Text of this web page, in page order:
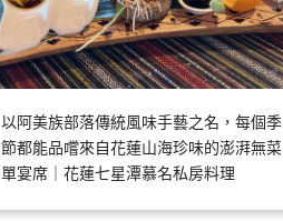
以阿美族部落傳統風味手藝之名，每個季
節都能品嚐來自花蓮山海珍味的澎湃無菜
單宴席｜花蓮七星潭慕名私房料理